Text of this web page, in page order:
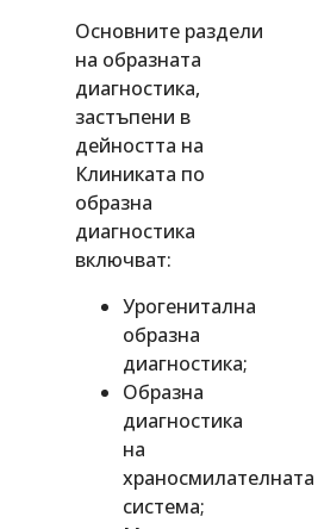
Основните раздели
на образната
диагностика,
застъпени в
дейността на
Клиниката по
образна
диагностика
включват:
Урогенитална
образна
диагностика;
Образна
диагностика
на
храносмилателната
система;